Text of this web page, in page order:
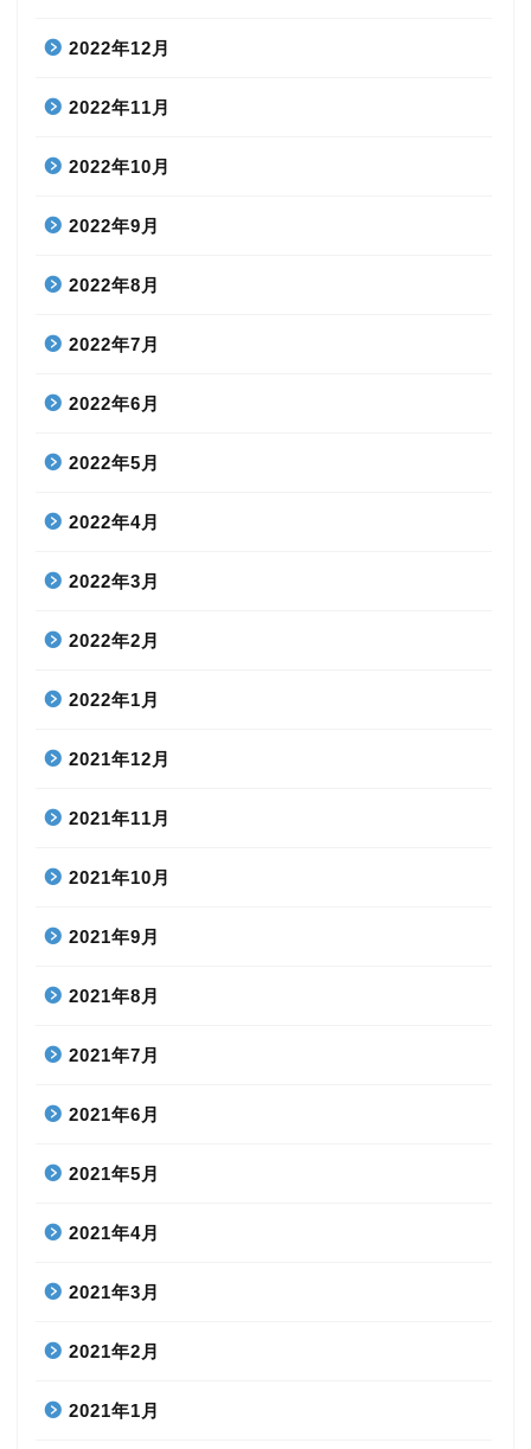
2022年12月
2022年11月
2022年10月
2022年9月
2022年8月
2022年7月
2022年6月
2022年5月
2022年4月
2022年3月
2022年2月
2022年1月
2021年12月
2021年11月
2021年10月
2021年9月
2021年8月
2021年7月
2021年6月
2021年5月
2021年4月
2021年3月
2021年2月
2021年1月